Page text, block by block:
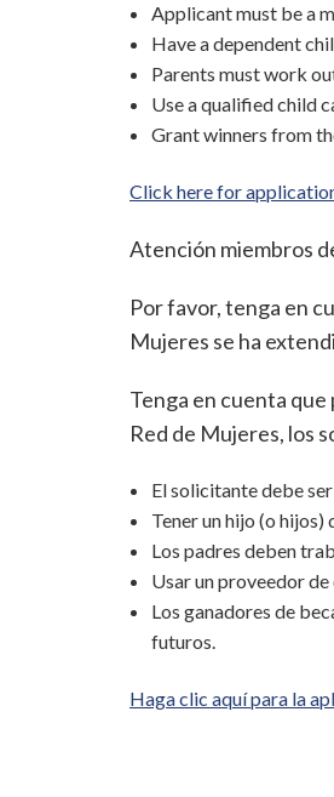
Applicant must be a
Have a dependent
Parents must work
Use a qualified child
Grant winners from
Click here for
Atención miembros
Por favor, tenga en
Mujeres se ha
Tenga en cuenta que
Red de Mujeres, los
El solicitante debe
Tener un hijo (o
Los padres deben
Usar un proveedor
Los ganadores de
futuros.
Haga clic aquí para la